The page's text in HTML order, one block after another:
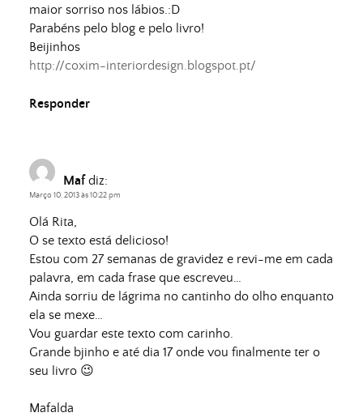
maior sorriso nos lábios.:D
Parabéns pelo blog e pelo livro!
Beijinhos
http://coxim-interiordesign.blogspot.pt/
Responder
Maf diz:
Março 10, 2013 às 10:22 pm
Olá Rita,
O se texto está delicioso!
Estou com 27 semanas de gravidez e revi-me em cada
palavra, em cada frase que escreveu…
Ainda sorriu de lágrima no cantinho do olho enquanto
ela se mexe…
Vou guardar este texto com carinho.
Grande bjinho e até dia 17 onde vou finalmente ter o
seu livro 😉
Mafalda